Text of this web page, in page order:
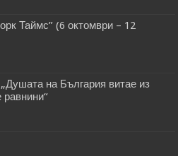
Таймс” (6 октомври – 12
на България витае из
равнини“